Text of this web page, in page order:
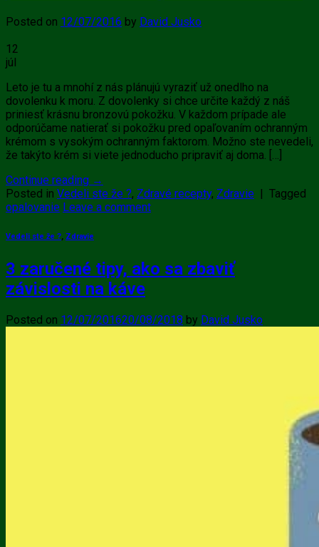
Posted on 12/07/2016 by David Jusko
12
júl
Leto je tu a mnohí z nás plánujú vyraziť už onedlho na
dovolenku k moru. Z dovolenky si chce určite každý z náš
priniesť krásnu bronzovú pokožku. V každom prípade ale
odporúčame natierať si pokožku pred opaľovaním ochranným
krémom s vysokým ochranným faktorom. Možno ste nevedeli,
že takýto krém si viete jednoducho pripraviť aj doma. […]
Continue reading →
Posted in Vedeli ste že ?, Zdravé recepty, Zdravie | Tagged
opalovanie Leave a comment
Vedeli ste že ?, Zdravie
3 zaručené tipy, ako sa zbaviť
závislosti na káve
Posted on 12/07/201620/08/2018 by David Jusko